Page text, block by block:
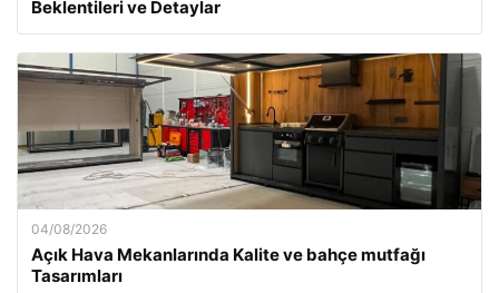
Beklentileri ve Detaylar
04/08/2026
Açık Hava Mekanlarında Kalite ve bahçe mutfağı
Tasarımları